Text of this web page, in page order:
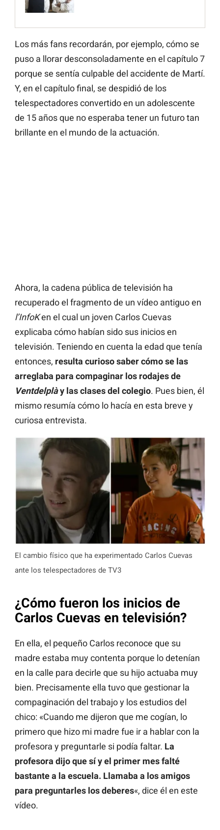
Los más fans recordarán, por ejemplo, cómo se
puso a llorar desconsoladamente en el capítulo 7
porque se sentía culpable del accidente de Martí.
Y, en el capítulo final, se despidió de los
telespectadores convertido en un adolescente
de 15 años que no esperaba tener un futuro tan
brillante en el mundo de la actuación.
Ahora, la cadena pública de televisión ha
recuperado el fragmento de un vídeo antiguo en
l’InfoKen el cual un joven Carlos Cuevas
explicaba cómo habían sido sus inicios en
televisión. Teniendo en cuenta la edad que tenía
entonces, resulta curioso saber cómo se las
arreglaba para compaginar los rodajes de
Ventdelplày las clases del colegio. Pues bien, él
mismo resumía cómo lo hacía en esta breve y
curiosa entrevista.
El cambio físico que ha experimentado Carlos Cuevas
ante los telespectadores de TV3
¿Cómo fueron los inicios de
Carlos Cuevas en televisión?
En ella, el pequeño Carlos reconoce que su
madre estaba muy contenta porque lo detenían
en la calle para decirle que su hijo actuaba muy
bien. Precisamente ella tuvo que gestionar la
compaginación del trabajo y los estudios del
chico: «Cuando me dijeron que me cogían, lo
primero que hizo mi madre fue ir a hablar con la
profesora y preguntarle si podía faltar. La
profesora dijo que sí y el primer mes falté
bastante a la escuela. Llamaba a los amigos
para preguntarles los deberes«, dice él en este
vídeo.